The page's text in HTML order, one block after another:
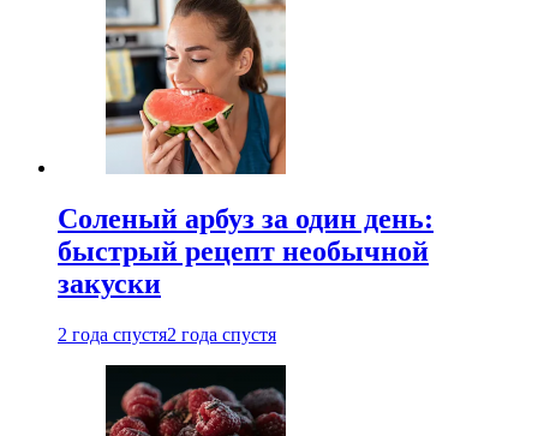
Соленый арбуз за один день:
быстрый рецепт необычной
закуски
2 года спустя2 года спустя